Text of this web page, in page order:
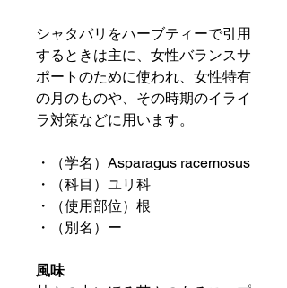
シャタバリをハーブティーで引用
するときは主に、女性バランスサ
ポートのために使われ、女性特有
の月のものや、その時期のイライ
ラ対策などに用います。
・（学名）Asparagus racemosus
・（科目）ユリ科
・（使用部位）根
・（別名）ー
風味